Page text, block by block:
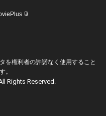
を権利者の許諾なく使用すること
。
Rights Reserved.